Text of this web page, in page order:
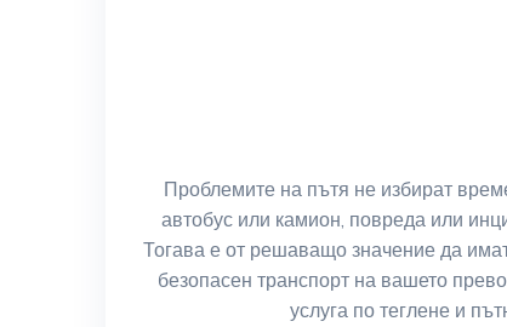
Проблемите на пътя не избират
автобус или камион, повреда или
Тогава е от решаващо значение да
безопасен транспорт на вашето
услуга по теглене и